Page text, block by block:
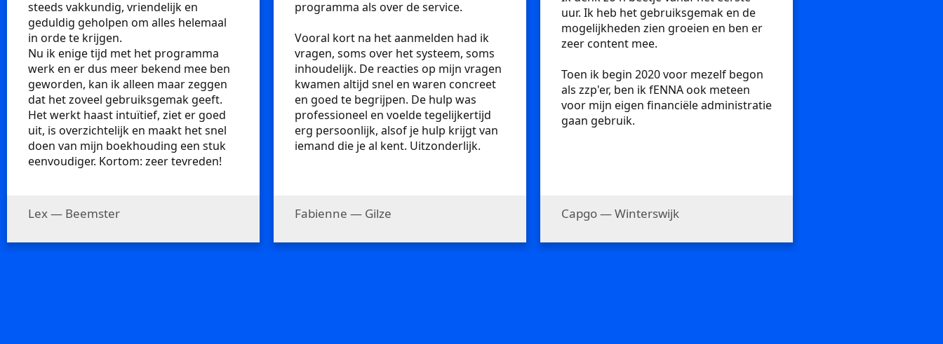
steeds vakkundig, vriendelijk en
geduldig geholpen om alles helemaal
in orde te krijgen.
Nu ik enige tijd met het programma
werk en er dus meer bekend mee ben
geworden, kan ik alleen maar zeggen
dat het zoveel gebruiksgemak geeft.
Het werkt haast intuïtief, ziet er goed
uit, is overzichtelijk en maakt het snel
doen van mijn boekhouding een stuk
eenvoudiger. Kortom: zeer tevreden!
Lex — Beemster
programma als over de service.
Vooral kort na het aanmelden had ik
vragen, soms over het systeem, soms
inhoudelijk. De reacties op mijn vragen
kwamen altijd snel en waren concreet
en goed te begrijpen. De hulp was
professioneel en voelde tegelijkertijd
erg persoonlijk, alsof je hulp krijgt van
iemand die je al kent. Uitzonderlijk.
Fabienne — Gilze
uur. Ik heb het gebruiksgemak en de
mogelijkheden zien groeien en ben er
zeer content mee.
Toen ik begin 2020 voor mezelf begon
als zzp'er, ben ik fENNA ook meteen
voor mijn eigen financiële administratie
gaan gebruik.
Capgo — Winterswijk